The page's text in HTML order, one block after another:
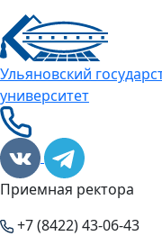
Ульяновский
университет
Приемная ректора
+7 (8422) 43-06-43